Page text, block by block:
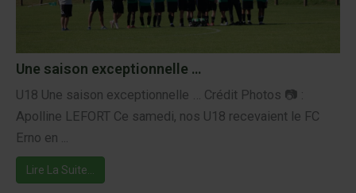
Une saison exceptionnelle …
U18 Une saison exceptionnelle … Crédit Photos 📷 :
Apolline LEFORT Ce samedi, nos U18 recevaient le FC
Erno en ...
Lire La Suite…